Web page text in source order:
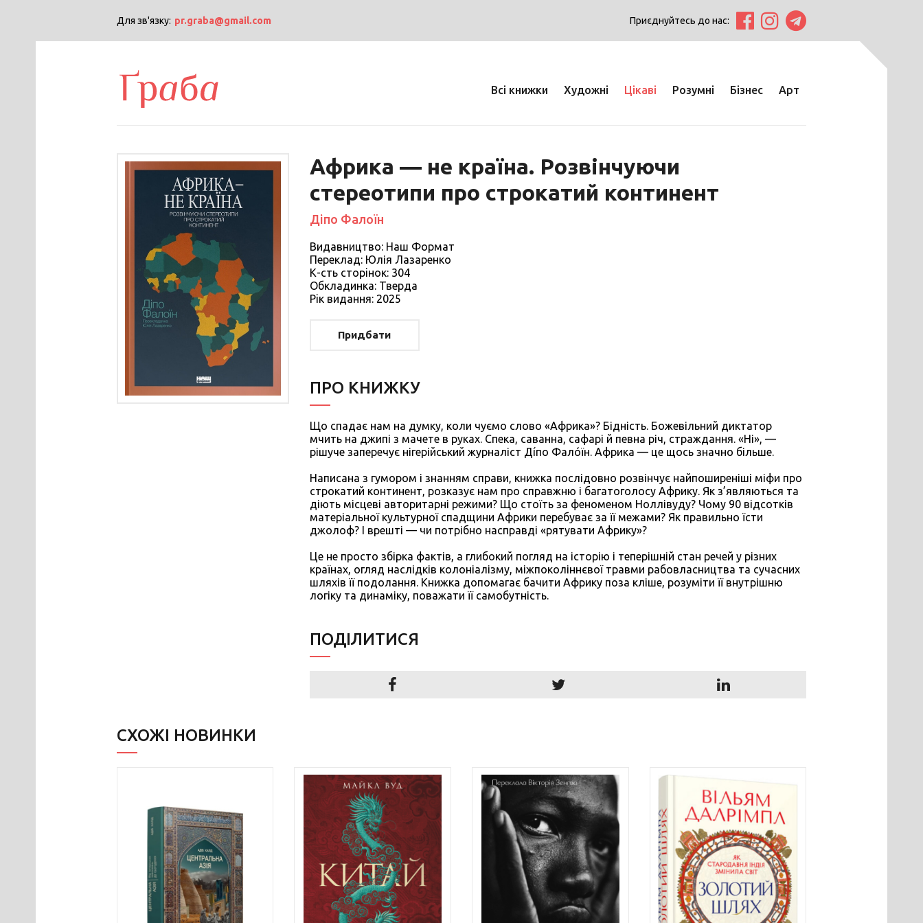
Для зв'язку: pr.graba@gmail.com Приєднуйтесь до нас:
Всі книжки Художні Цікаві Розумні Бізнес Арт
Африка — не країна. Розвінчуючи
стереотипи про строкатий континент
Діпо Фалоїн
Видавництво: Наш Формат
Переклад: Юлія Лазаренко
К-сть сторiнок: 304
Обкладинка: Тверда
Рiк видання: 2025
Придбати
ПРО КНИЖКУ
Що спадає нам на думку, коли чуємо слово «Африка»? Бідність. Божевільний диктатор
мчить на джипі з мачете в руках. Спека, саванна, сафарі й певна річ, страждання. «Ні», —
рішуче заперечує нігерійський журналіст Дíпо Фалóїн. Африка — це щось значно більше.
Написана з гумором і знанням справи, книжка послідовно розвінчує найпоширеніші міфи про
строкатий континент, розказує нам про справжню і багатоголосу Африку. Як з’являються та
діють місцеві авторитарні режими? Що стоїть за феноменом Ноллівуду? Чому 90 відсотків
матеріальної культурної спадщини Африки перебуває за її межами? Як правильно їсти
джолоф? І врешті — чи потрібно насправді «рятувати Африку»?
Це не просто збірка фактів, а глибокий погляд на історію і теперішній стан речей у різних
країнах, огляд наслідків колоніалізму, міжпоколіннєвої травми рабовласництва та сучасних
шляхів її подолання. Книжка допомагає бачити Африку поза кліше, розуміти її внутрішню
логіку та динаміку, поважати її самобутність.
ПОДIЛИТИСЯ
СХОЖІ НОВИНКИ